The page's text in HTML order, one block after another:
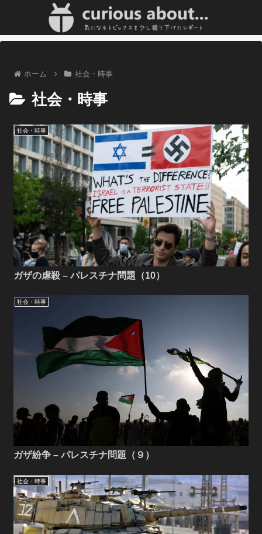
ホーム 社会・時事
社会・時事
社会・時事
ガザの虐殺 – パレスチナ問題（10）
社会・時事
ガザ紛争 – パレスチナ問題（９）
社会・時事